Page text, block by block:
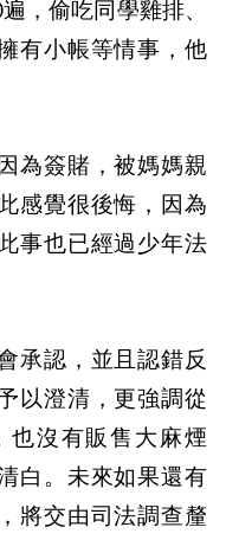
，偷吃同學雞排、
有小帳等情事，他
為簽賭，被媽媽親
感覺很後悔，因為
事也已經過少年法
承認，並且認錯反
以澄清，更強調從
也沒有販售大麻煙
白。未來如果還有
將交由司法調查釐